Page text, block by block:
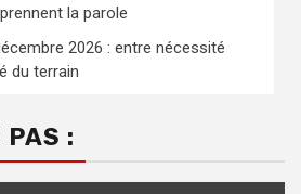
la parole
2026 : entre nécessité
du terrain
PAS :